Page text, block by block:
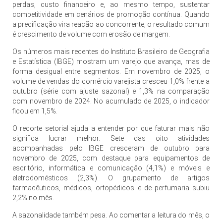
perdas, custo financeiro e, ao mesmo tempo, sustentar
competitividade em cenários de promoção contínua. Quando
a precificação vira reação ao concorrente, o resultado comum
é crescimento de volume com erosão de margem.
Os números mais recentes do Instituto Brasileiro de Geografia
e Estatística (IBGE) mostram um varejo que avança, mas de
forma desigual entre segmentos. Em novembro de 2025, o
volume de vendas do comércio varejista cresceu 1,0% frente a
outubro (série com ajuste sazonal) e 1,3% na comparação
com novembro de 2024. No acumulado de 2025, o indicador
ficou em 1,5%.
O recorte setorial ajuda a entender por que faturar mais não
significa lucrar melhor. Sete das oito atividades
acompanhadas pelo IBGE cresceram de outubro para
novembro de 2025, com destaque para equipamentos de
escritório, informática e comunicação (4,1%) e móveis e
eletrodomésticos (2,3%). O grupamento de artigos
farmacêuticos, médicos, ortopédicos e de perfumaria subiu
2,2% no mês.
A sazonalidade também pesa. Ao comentar a leitura do mês, o